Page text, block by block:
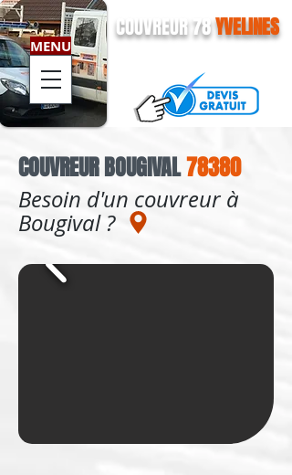
MENU
COUVREUR 78YVELINES
COUVREURBOUGIVAL78380
Besoin d'un couvreur à
Bougival ?